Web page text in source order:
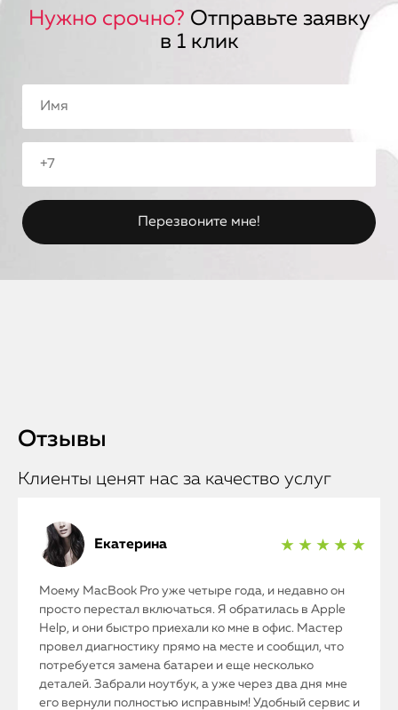
Нужно срочно? Отправьте заявку
в 1 клик
Отзывы
Клиенты ценят нас за качество услуг
Екатерина ★ ★ ★ ★ ★
Моему MacBook Pro уже четыре года, и недавно он
просто перестал включаться. Я обратилась в Apple
Help, и они быстро приехали ко мне в офис. Мастер
провел диагностику прямо на месте и сообщил, что
потребуется замена батареи и еще несколько
деталей. Забрали ноутбук, а уже через два дня мне
его вернули полностью исправным! Удобный сервис и